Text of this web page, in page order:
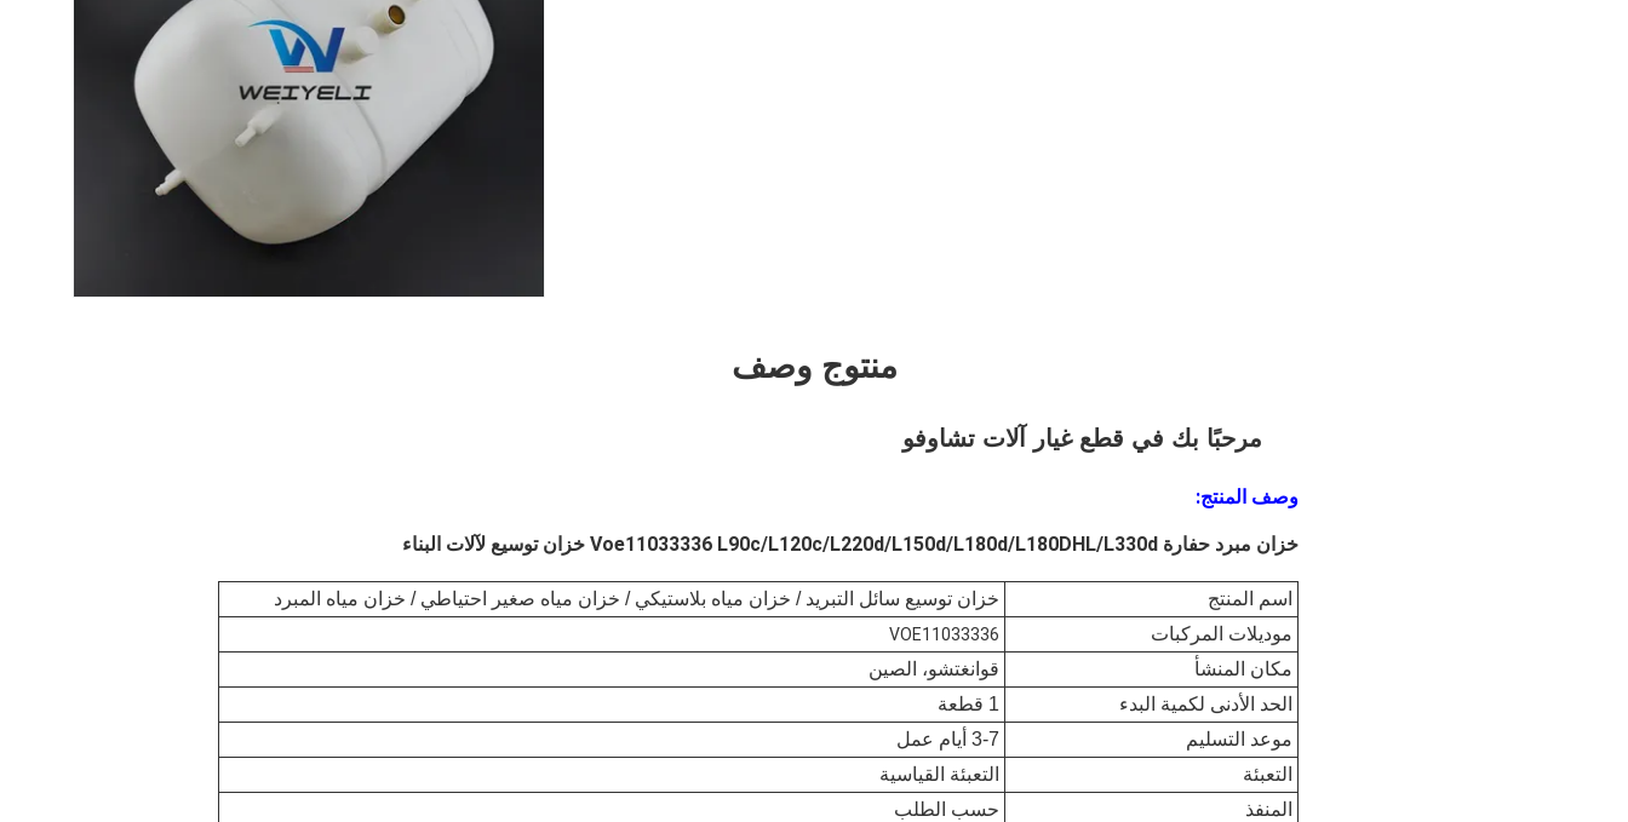
منتوج وصف
مرحبًا بك في قطع غيار آلات تشاوفو
وصف المنتج:
خزان مبرد حفارة Voe11033336 L90c/L120c/L220d/L150d/L180d/L180DHL/L330d خزان توسيع لآلات البناء
اسم المنتج
خزان توسيع سائل التبريد / خزان مياه بلاستيكي / خزان مياه صغير احتياطي / خزان مياه المبرد
موديلات المركبات
VOE11033336
مكان المنشأ
قوانغتشو، الصين
الحد الأدنى لكمية البدء
1 قطعة
موعد التسليم
3-7 أيام عمل
التعبئة
التعبئة القياسية
المنفذ
حسب الطلب